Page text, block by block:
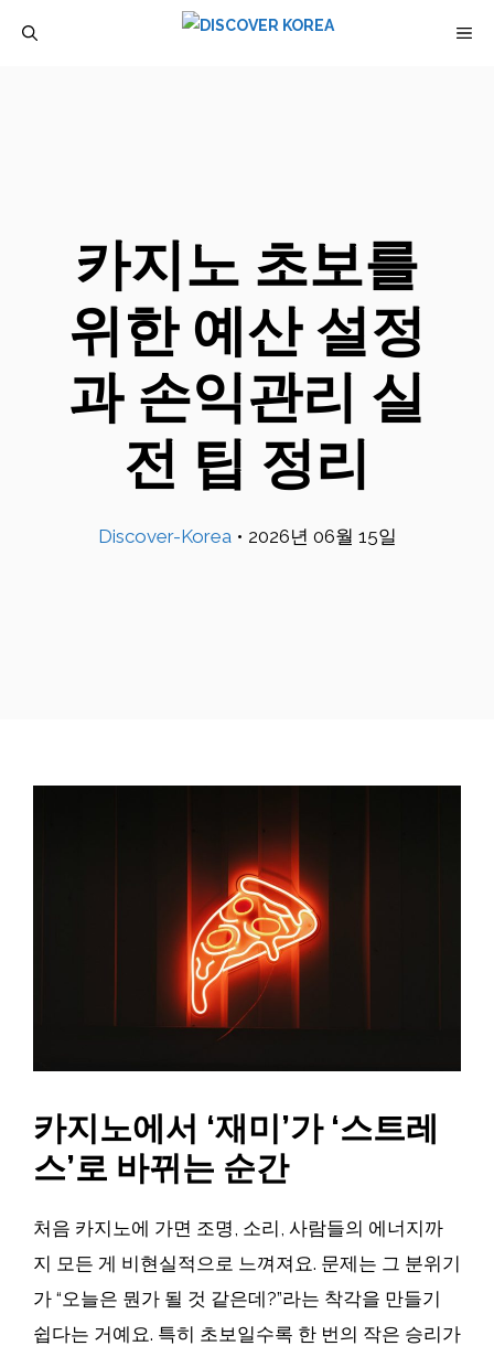
카지노 초보를
위한 예산 설정
과 손익관리 실
전 팁 정리
Discover-Korea • 2026년 06월 15일
카지노에서 ‘재미’가 ‘스트레
스’로 바뀌는 순간
처음 카지노에 가면 조명, 소리, 사람들의 에너지까
지 모든 게 비현실적으로 느껴져요. 문제는 그 분위기
가 “오늘은 뭔가 될 것 같은데?”라는 착각을 만들기
쉽다는 거예요. 특히 초보일수록 한 번의 작은 승리가